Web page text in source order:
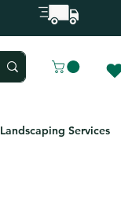
Landscaping Services